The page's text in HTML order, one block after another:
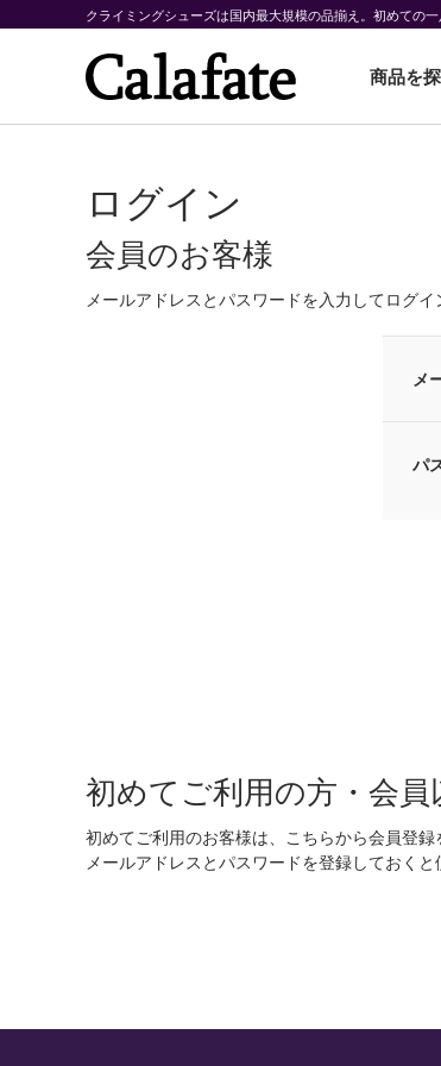
クライミングシューズは国内最大規模の品揃え。初めての
商品を
ログイン
会員のお客様
メールアドレスとパスワードを入力してログイ
メ
パ
初めてご利用の方・会員
初めてご利用のお客様は、こちらから会員登録
メールアドレスとパスワードを登録しておく